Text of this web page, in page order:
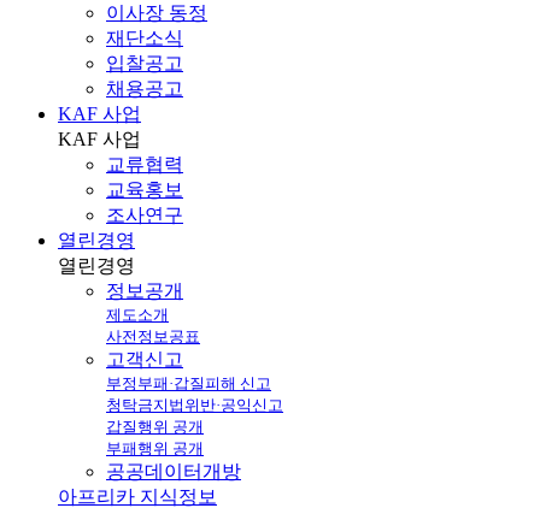
이사장 동정
재단소식
입찰공고
채용공고
KAF 사업
KAF 사업
교류협력
교육홍보
조사연구
열린경영
열린경영
정보공개
제도소개
사전정보공표
고객신고
부정부패·갑질피해 신고
청탁금지법위반·공익신고
갑질행위 공개
부패행위 공개
공공데이터개방
아프리카 지식정보